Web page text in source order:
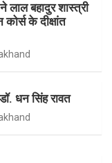
लाल बहादुर शास्त्री
के दीक्षांत
डॉ. धन सिंह रावत